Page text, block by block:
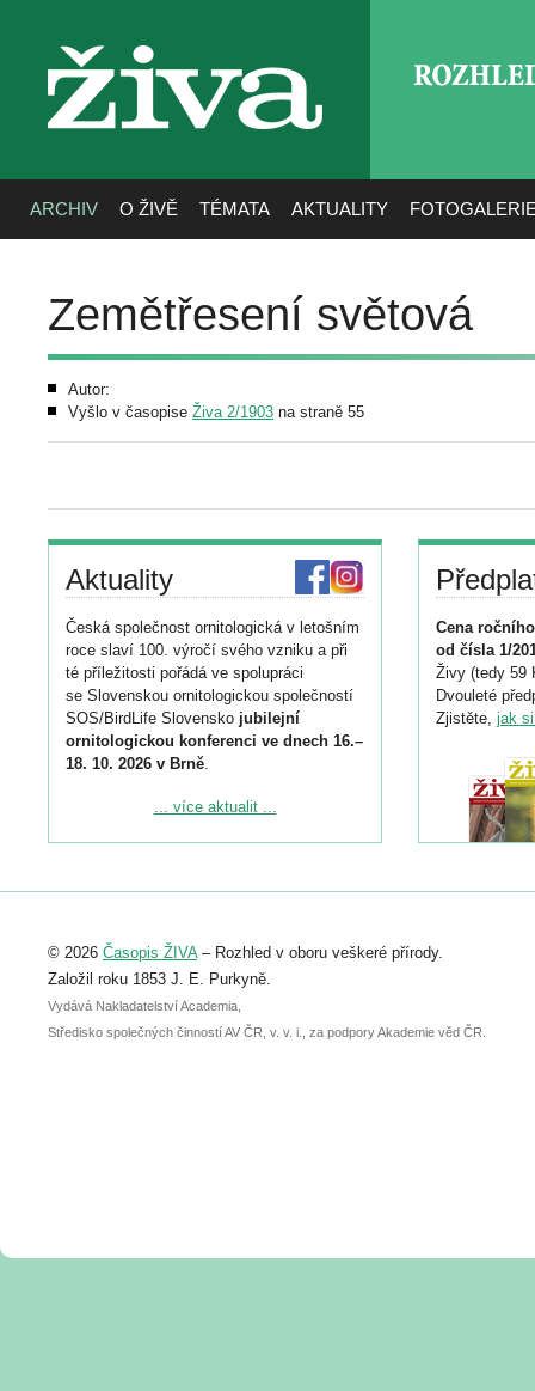
živa
ARCHIV O ŽIVĚ TÉMATA AKTUALITY
Zemětřesení světová
Autor:
Vyšlo v časopise Živa 2/1903 na straně 55
Aktuality
Česká společnost ornitologická v letošním
roce slaví 100. výročí svého vzniku a při
té příležitosti pořádá ve spolupráci
se Slovenskou ornitologickou společností
SOS/BirdLife Slovensko jubilejní
ornitologickou konferenci ve dnech 16.–
18. 10. 2026 v Brně.
Podrobnější informace ke konferenci
Registrovat se můžete do 6. září.
abstraktu přihlášené přednášky nebo
posteru je už 30. června.
... více aktualit ...
Cena
od čísla 1/
Živy (tedy 59
Dvouleté
Zjistěte, jak
© 2026 Časopis ŽIVA– Rozhled v oboru veškeré přírody.
Založil roku 1853 J. E. Purkyně.
Vydává Nakladatelství Academia,
Středisko společných činností AV ČR, v. v. i., za podpory Akademie věd ČR.